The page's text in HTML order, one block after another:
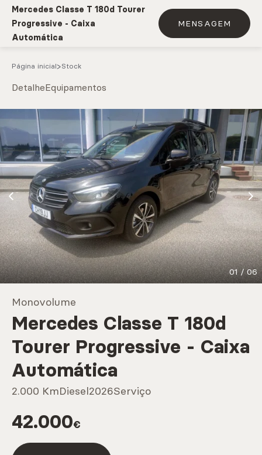
Mercedes Classe T 180d Tourer
Progressive - Caixa
Automática
MENSAGEM
Página inicial Stock
DetalheEquipamentos
01 / 06
Monovolume
Mercedes Classe T 180d
Tourer Progressive - Caixa
Automática
2.000 KmDiesel2026Serviço
42.000€
e.g. Mercedes-Benz; BMW; Ford
Stock
CARREGAR MAIS
Marcas
CARREGAR MAIS
Serviços